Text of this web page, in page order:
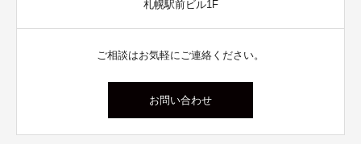
札幌駅前ビル1F
ご相談はお気軽にご連絡ください。
お問い合わせ